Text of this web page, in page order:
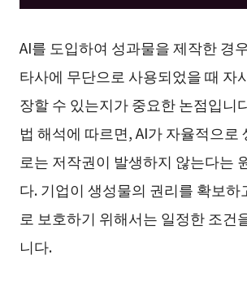
AI를 도입하여 성과물을 제작한 경
타사에 무단으로 사용되었을 때 자
장할 수 있는지가 중요한 논점입니
법 해석에 따르면, AI가 자율적으로
로는 저작권이 발생하지 않는다는
다. 기업이 생성물의 권리를 확보하
로 보호하기 위해서는 일정한 조건
니다.